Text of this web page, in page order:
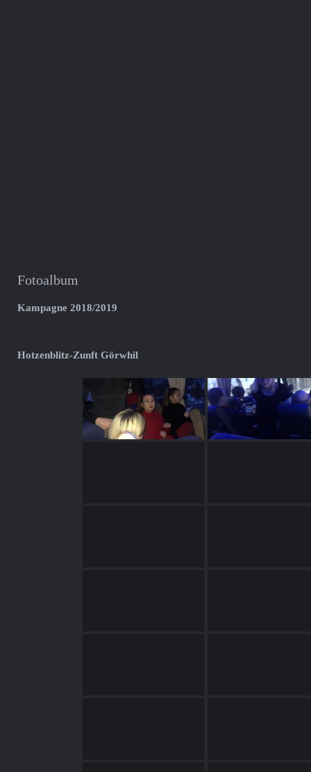
Fotoalbum
Kampagne 2018/2019
Hotzenblitz-Zunft Görwhil